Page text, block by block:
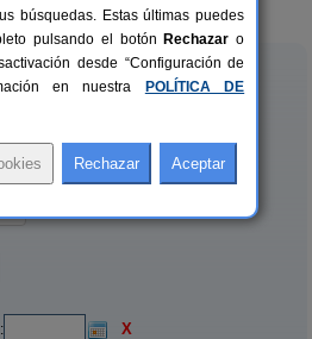
X
búsquedas. Estas últimas puedes
pulsando el botón Rechazar o
desde “Configuración de
en nuestra
POLÍTICA DE